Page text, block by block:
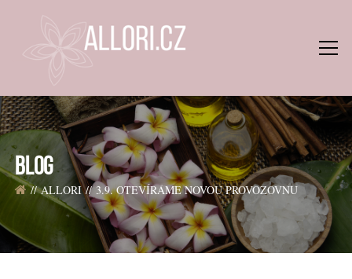
BLOG
ALLORI 3.9. OTEVÍRÁME NOVOU PROVOZOVNU